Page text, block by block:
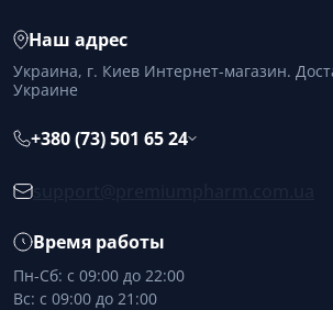
Наш адрес
Украина, г. Киев Интернет-магазин.
Украине
+380 (73) 501 65 24
Время работы
Пн-Сб: с 09:00 до 22:00
Вс: с 09:00 до 21:00